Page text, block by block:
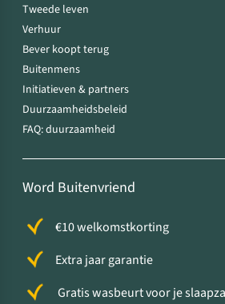
Tweede leven
Verhuur
Bever koopt terug
Buitenmens
Initiatieven & partners
Duurzaamheidsbeleid
FAQ: duurzaamheid
Word Buitenvriend
€10 welkomstkorting
Extra jaar garantie
Gratis wasbeurt voor je